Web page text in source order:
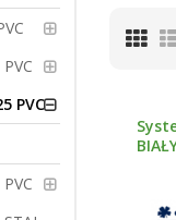
PVC